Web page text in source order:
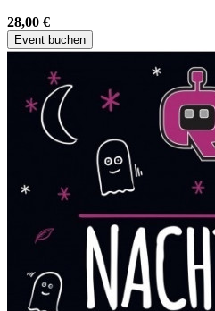
28,00 €
Event buchen